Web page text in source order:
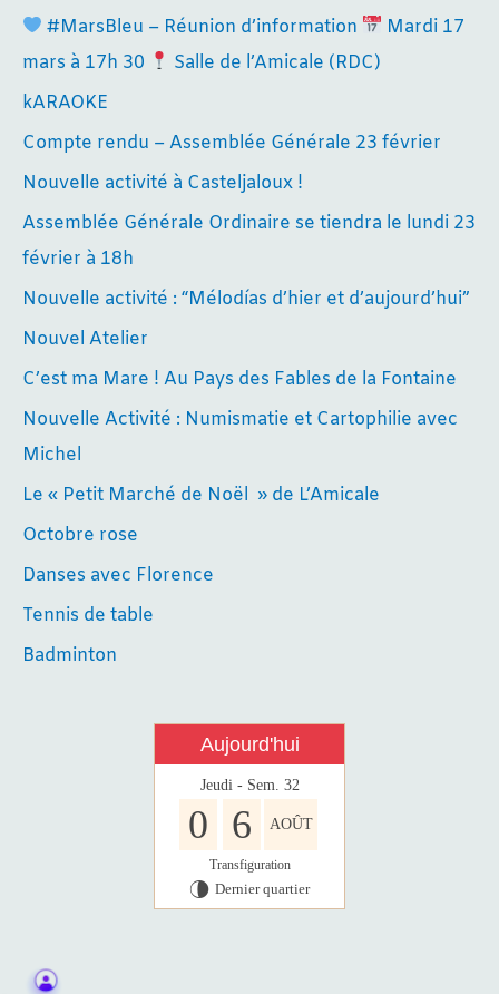
#MarsBleu – Réunion d’information
Mardi 17
mars à 17h 30
Salle de l’Amicale (RDC)
kARAOKE
Compte rendu – Assemblée Générale 23 février
Nouvelle activité à Casteljaloux !
Assemblée Générale Ordinaire se tiendra le lundi 23
février à 18h
Nouvelle activité : “Mélodías d’hier et d’aujourd’hui”
Nouvel Atelier
C’est ma Mare ! Au Pays des Fables de la Fontaine
Nouvelle Activité : Numismatie et Cartophilie avec
Michel
Le « Petit Marché de Noël » de L’Amicale
Octobre rose
Danses avec Florence
Tennis de table
Badminton
Aujourd'hui
Jeudi - Sem. 32
0 6 AOÛT
Transfiguration
U Dernier quartier